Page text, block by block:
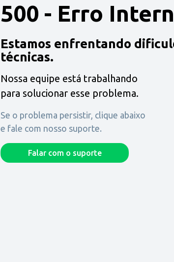
500 - Erro
Estamos enfrentando
técnicas.
Nossa equipe está trabalhando
para solucionar esse problema.
Se o problema persistir, clique abaixo
e fale com nosso suporte.
Falar com o suporte